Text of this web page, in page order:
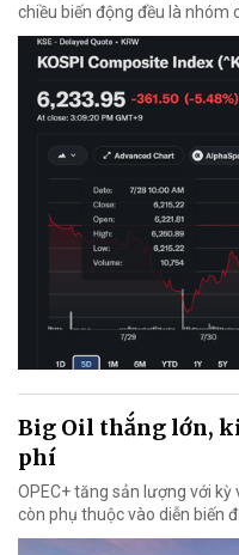
chiều biến động đều là nhóm
Big Oil thắng lớn,
phí
OPEC+ tăng sản lượng với
còn phụ thuộc vào diễn biến